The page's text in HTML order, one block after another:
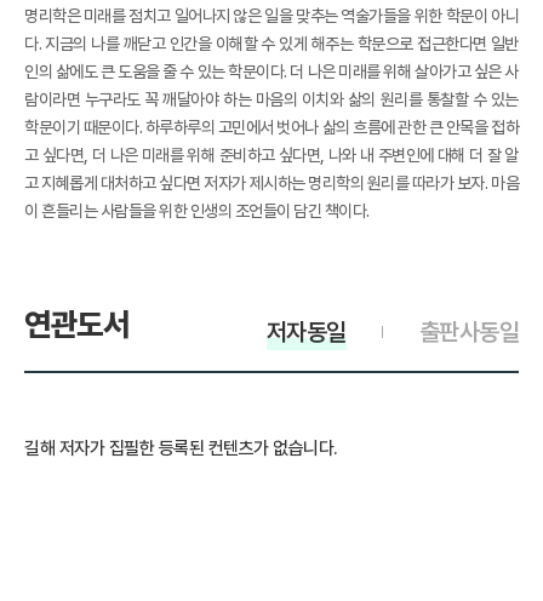
명리학은 미래를 점치고 일어나지 않은 일을 맞추는 역술가들을 위한 학문이 아니
다. 지금의 나를 깨닫고 인간을 이해할 수 있게 해주는 학문으로 접근한다면 일반
인의 삶에도 큰 도움을 줄 수 있는 학문이다. 더 나은 미래를 위해 살아가고 싶은 사
람이라면 누구라도 꼭 깨달아야 하는 마음의 이치와 삶의 원리를 통찰할 수 있는
학문이기 때문이다. 하루하루의 고민에서 벗어나 삶의 흐름에 관한 큰 안목을 접하
고 싶다면, 더 나은 미래를 위해 준비하고 싶다면, 나와 내 주변인에 대해 더 잘 알
고 지혜롭게 대처하고 싶다면 저자가 제시하는 명리학의 원리를 따라가 보자. 마음
이 흔들리는 사람들을 위한 인생의 조언들이 담긴 책이다.
연관도서 출판사동일
저자동일
길해 저자가 집필한 등록된 컨텐츠가 없습니다.